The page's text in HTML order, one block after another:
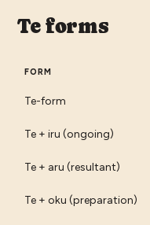
Te forms
FORM
Te-form
Te + iru (ongoing)
Te + aru (resultant)
Te + oku (preparation)